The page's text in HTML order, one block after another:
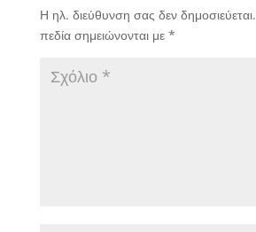
Η ηλ. διεύθυνση σας δεν δημοσιεύεται.
πεδία σημειώνονται με *